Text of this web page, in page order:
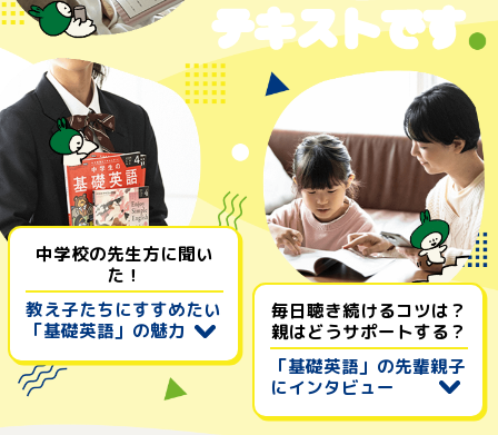
テキストです
毎日聴き続けるコツは？
親はどうサポートする？
「基礎英語」の先輩親子
にインタビュー
中学校の先生方に聞い
た！
教え子たちにすすめたい
「基礎英語」の魅力